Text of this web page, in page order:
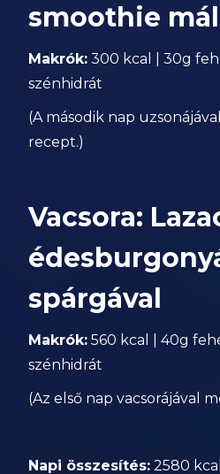
smoothie
Makrók: 300 kcal | 30g
szénhidrát
(A második nap
recept.)
Vacsora:
spárgával
Makrók: 560 kcal | 40g
szénhidrát
(Az első nap vacsorájával
Napi összesítés: 2580